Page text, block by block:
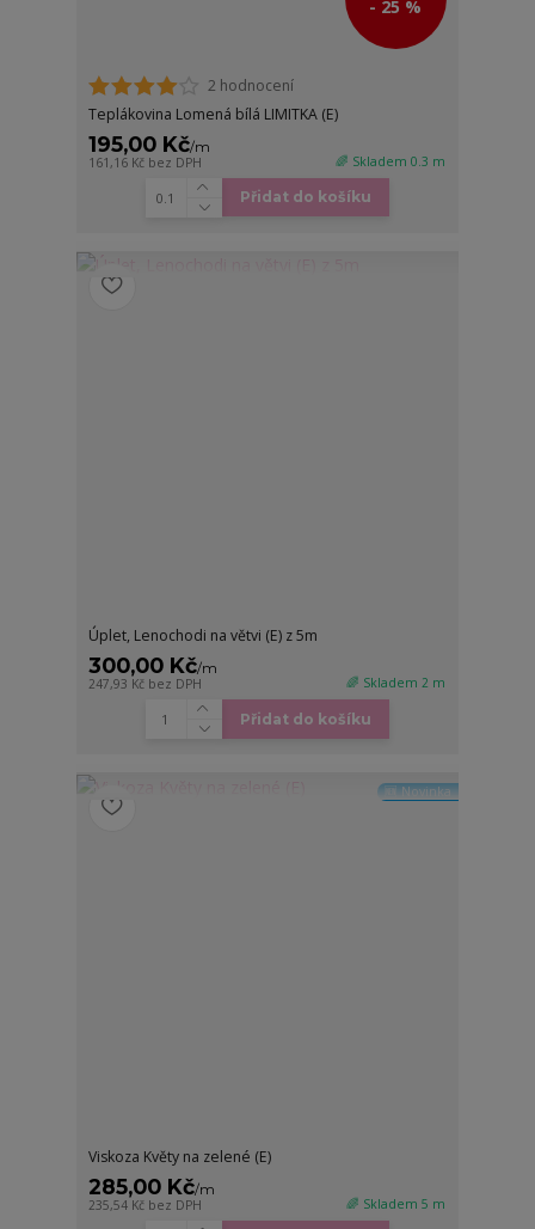
- 25 %
2 hodnocení
Teplákovina Lomená bílá LIMITKA (E)
195,00 Kč/m
161,16 Kč bez DPH 🌈 Skladem 0.3 m
Přidat do košíku
Úplet, Lenochodi na větvi (E) z 5m
300,00 Kč/m
247,93 Kč bez DPH 🌈 Skladem 2 m
Přidat do košíku
🆕 Novinka
Viskoza Květy na zelené (E)
285,00 Kč/m
235,54 Kč bez DPH 🌈 Skladem 5 m